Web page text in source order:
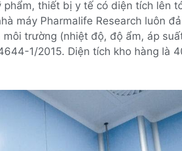
thiết bị y tế có diện tích lên
máy Pharmalife Research luôn
trường (nhiệt độ, độ ẩm, áp
1/2015. Diện tích kho hàng là